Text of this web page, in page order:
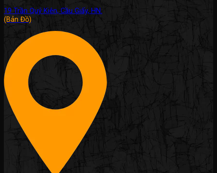
19 Trần Quý Kiên, Cầu Giấy, HN.
(Bản Đồ)